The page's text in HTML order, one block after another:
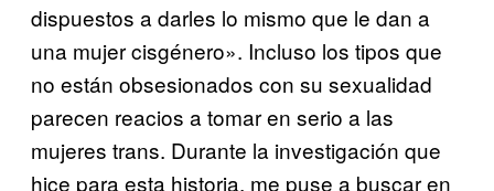
dispuestos a darles lo mismo que le dan a
una mujer cisgénero». Incluso los tipos que
no están obsesionados con su sexualidad
parecen reacios a tomar en serio a las
mujeres trans. Durante la investigación que
hice para esta historia, me puse a buscar en